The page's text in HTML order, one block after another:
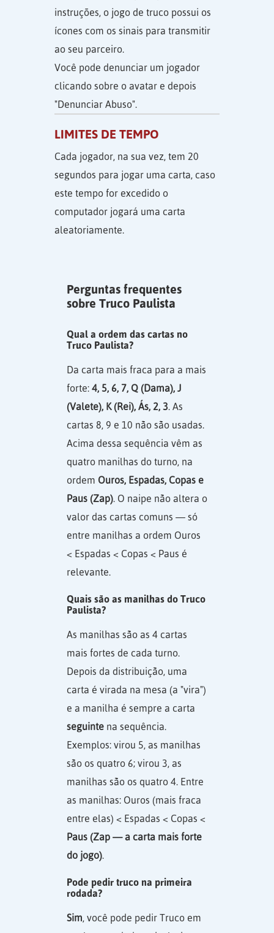
instruções, o jogo de truco possui os
ícones com os sinais para transmitir
ao seu parceiro.
Você pode denunciar um jogador
clicando sobre o avatar e depois
"Denunciar Abuso".
LIMITES DE TEMPO
Cada jogador, na sua vez, tem 20
segundos para jogar uma carta, caso
este tempo for excedido o
computador jogará uma carta
aleatoriamente.
Perguntas frequentes
sobre Truco Paulista
Qual a ordem das cartas no
Truco Paulista?
Da carta mais fraca para a mais
forte: 4, 5, 6, 7, Q (Dama), J
(Valete), K (Rei), Ás, 2, 3. As
cartas 8, 9 e 10 não são usadas.
Acima dessa sequência vêm as
quatro manilhas do turno, na
ordem Ouros, Espadas, Copas e
Paus (Zap). O naipe não altera o
valor das cartas comuns — só
entre manilhas a ordem Ouros
< Espadas < Copas < Paus é
relevante.
Quais são as manilhas do Truco
Paulista?
As manilhas são as 4 cartas
mais fortes de cada turno.
Depois da distribuição, uma
carta é virada na mesa (a "vira")
e a manilha é sempre a carta
seguinte na sequência.
Exemplos: virou 5, as manilhas
são os quatro 6; virou 3, as
manilhas são os quatro 4. Entre
as manilhas: Ouros (mais fraca
entre elas) < Espadas < Copas <
Paus (Zap — a carta mais forte
do jogo).
Pode pedir truco na primeira
rodada?
Sim, você pode pedir Truco em